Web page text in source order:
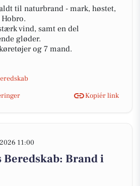
til naturbrand - mark, høstet,
Hobro.
vind, samt en del
gløder.
og 7 mand.
Kopiér link
11:00
Brand i